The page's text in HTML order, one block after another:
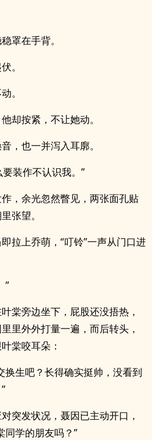
罩在手背。
。
。
却按紧，不让她动。
，也一并泻入耳廓。
要装作不认识我。”
，余光忽然瞥见，两张面孔贴
张望。
拉上乔萌，“叮铃”一声从门口进
”
棠旁边坐下，屁股还没捂热，
里外外打量一遍，而后转头，
棠咬耳朵：
换生吧？长得确实挺帅，没看到
突发状况，聂因已主动开口，
同学的朋友吗？”